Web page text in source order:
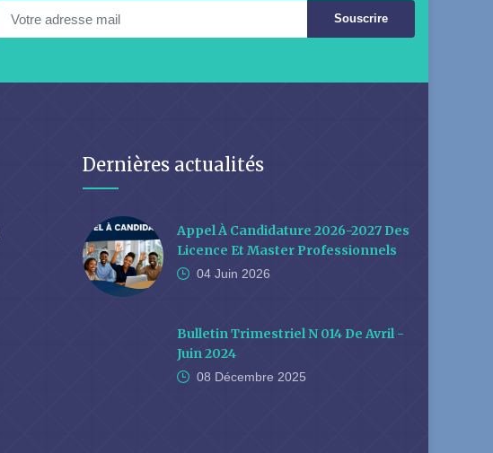
Souscrire
Dernières actualités
Appel À Candidature 2026-2027 Des
Licence Et Master Professionnels
04 Juin 2026
Bulletin Trimestriel N 014 De Avril -
Juin 2024
08 Décembre 2025